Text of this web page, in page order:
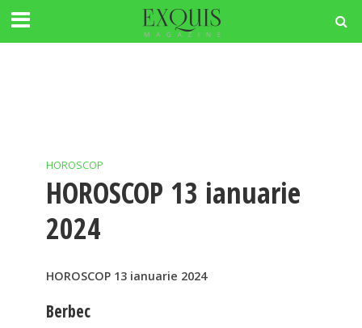
HOROSCOP
HOROSCOP 13 ianuarie
2024
HOROSCOP 13 ianuarie 2024
Berbec